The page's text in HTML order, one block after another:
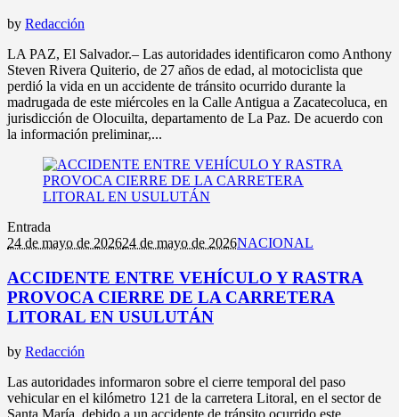
by Redacción
LA PAZ, El Salvador.– Las autoridades identificaron como Anthony
Steven Rivera Quiterio, de 27 años de edad, al motociclista que
perdió la vida en un accidente de tránsito ocurrido durante la
madrugada de este miércoles en la Calle Antigua a Zacatecoluca, en
jurisdicción de Olocuilta, departamento de La Paz. De acuerdo con
la información preliminar,...
Entrada
24 de mayo de 202624 de mayo de 2026NACIONAL
ACCIDENTE ENTRE VEHÍCULO Y RASTRA
PROVOCA CIERRE DE LA CARRETERA
LITORAL EN USULUTÁN
by Redacción
Las autoridades informaron sobre el cierre temporal del paso
vehicular en el kilómetro 121 de la carretera Litoral, en el sector de
Santa María, debido a un accidente de tránsito ocurrido este